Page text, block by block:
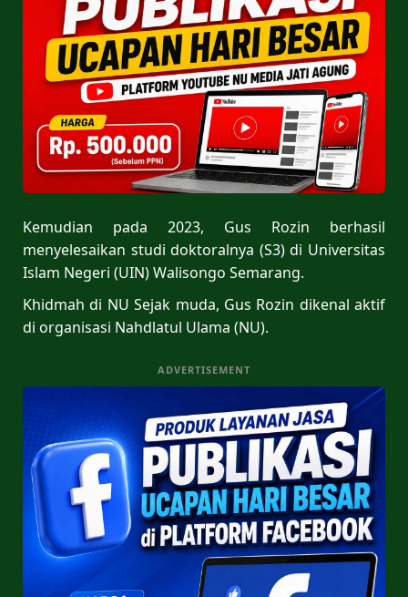
Kemudian pada 2023, Gus Rozin berhasil
menyelesaikan studi doktoralnya (S3) di Universitas
Islam Negeri (UIN) Walisongo Semarang.
Khidmah di NU Sejak muda, Gus Rozin dikenal aktif
di organisasi Nahdlatul Ulama (NU).
ADVERTISEMENT